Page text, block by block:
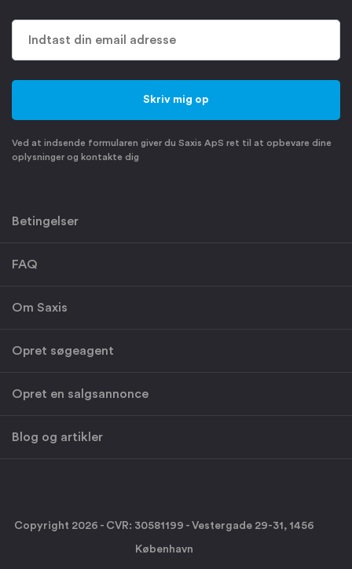
Ved at indsende formularen giver du Saxis ApS ret til at opbevare dine
oplysninger og kontakte dig
Betingelser
FAQ
Om Saxis
Opret søgeagent
Opret en salgsannonce
Blog og artikler
Copyright 2026 - CVR: 30581199 - Vestergade 29-31, 1456
København